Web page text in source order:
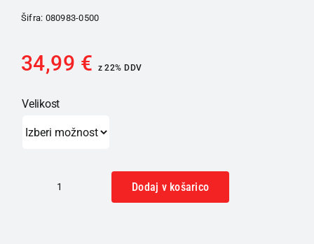
Šifra: 080983-0500
34,99 € z 22% DDV
Velikost
Dodaj v košarico